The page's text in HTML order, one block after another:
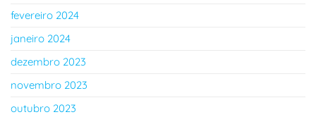
fevereiro 2024
janeiro 2024
dezembro 2023
novembro 2023
outubro 2023